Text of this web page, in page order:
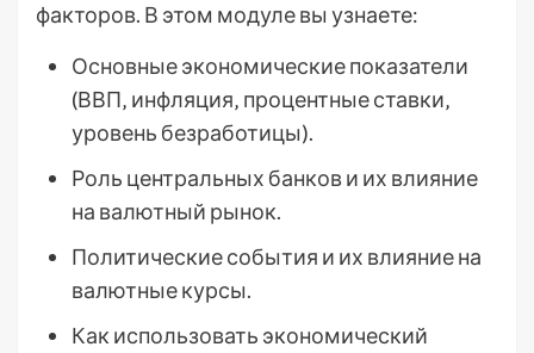
факторов. В этом модуле вы узнаете:
Основные экономические показатели
(ВВП‚ инфляция‚ процентные ставки‚
уровень безработицы).
Роль центральных банков и их влияние
на валютный рынок.
Политические события и их влияние на
валютные курсы.
Как использовать экономический